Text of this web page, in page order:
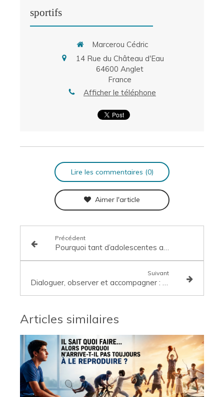
sportifs
Marcerou Cédric
14 Rue du Château d'Eau
64600 Anglet
France
Afficher le téléphone
Lire les commentaires (0)
Aimer l'article
Précédent
Pourquoi tant d’adolescentes arrêtent le sport
Suivant
Dialoguer, observer et accompagner : le rôle du coach et de l’entourage dans la motivation du jeune sportif
Articles similaires